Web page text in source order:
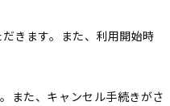
きます。また、利用開始時
また、キャンセル手続きがさ